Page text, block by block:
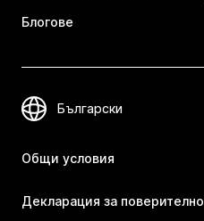
Блогове
Общи условия
Декларация за